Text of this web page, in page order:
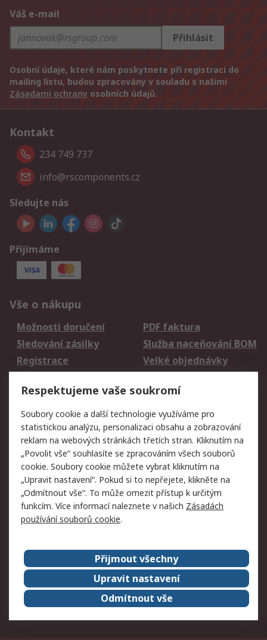
Váš e-mail
Přihlásit
Osobní údaje, které nám poskytnete při registraci do
mailing listu, budou zpracovány v souladu s našimi
Zásadami ochrany osobních údajů.
Kontakt
234 749 737
info@rscomponents.cz
Sledujte nás
Přijímáme
Vše o nákupu
Možnosti doručení
PDF faktura
Sledování zásilky
Služba naceňování BOM
Registrace
Velké objednávky
Právní
Autorská práva
Obchodní podmínky
společnosti RS
Prohlášení o ochraně
údajů
Zabezpečení
elektronické pošty
Zásady pro soubory
cookie
Zásady ochrany
osobních údajů
Kontakt
O naší společnosti
RS Group
Kariéra
Ocenění
ESG
Respektujeme vaše soukromí
Soubory cookie a další technologie využíváme pro
statistickou analýzu, personalizaci obsahu a zobrazování
reklam na webových stránkách třetích stran. Kliknutím na
„Povolit vše“ souhlasíte se zpracováním všech souborů
cookie. Soubory cookie můžete vybrat kliknutím na
„Upravit nastavení“. Pokud si to nepřejete, klikněte na
„Odmítnout vše“. To může omezit přístup k určitým
funkcím. Více informací naleznete v našich Zásadách
používání souborů cookie.
Přijmout všechny
Upravit nastavení
Odmítnout vše